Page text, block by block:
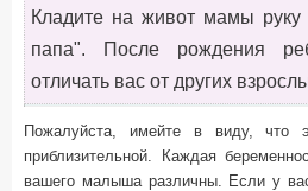
Кладите на живот мамы
папа". После рождения
отличать вас от других
Пожалуйста, имейте в виду, что
приблизительной. Каждая
вашего малыша различны. Если у